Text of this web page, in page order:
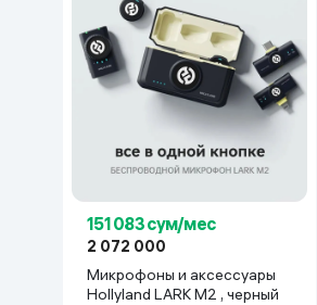
151 083 сум/мес
2 072 000
Микрофоны и аксессуары
Hollyland LARK M2 , черный